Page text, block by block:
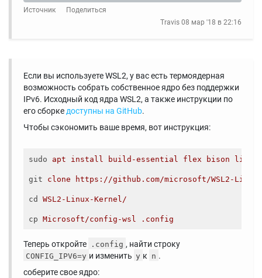
Источник
Поделиться
Travis 08 мар '18 в 22:16
Если вы используете WSL2, у вас есть термоядерная
возможность собрать собственное ядро ​​без поддержки
IPv6. Исходный код ядра WSL2, а также инструкции по
его сборкедоступны на GitHub.
Чтобы сэкономить ваше время, вот инструкция:
sudo apt install build-essential flex bison
git clone https://github.com/microsoft/WSL2-
cd WSL2-Linux-Kernel/
cp Microsoft/config-wsl .config
Теперь откройте .config , найти строку
CONFIG_IPV6=y и изменить y к n .
соберите свое ядро: